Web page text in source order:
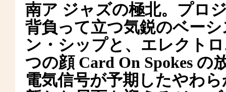
南ア ジャズの極北。プロ
背負って立つ気鋭のベー
ン・シップと、エレクト
つの顔 Card On Spokes の
電気信号が予期したやわ